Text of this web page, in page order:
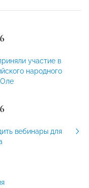
участие в
народного
вебинары для